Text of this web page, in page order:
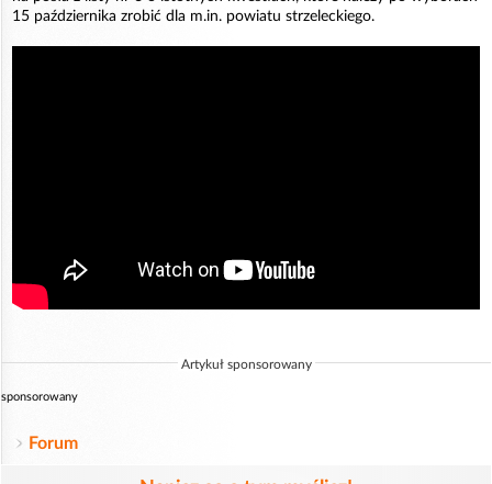
15 października zrobić dla m.in. powiatu strzeleckiego.
Artykuł sponsorowany
sponsorowany
Forum